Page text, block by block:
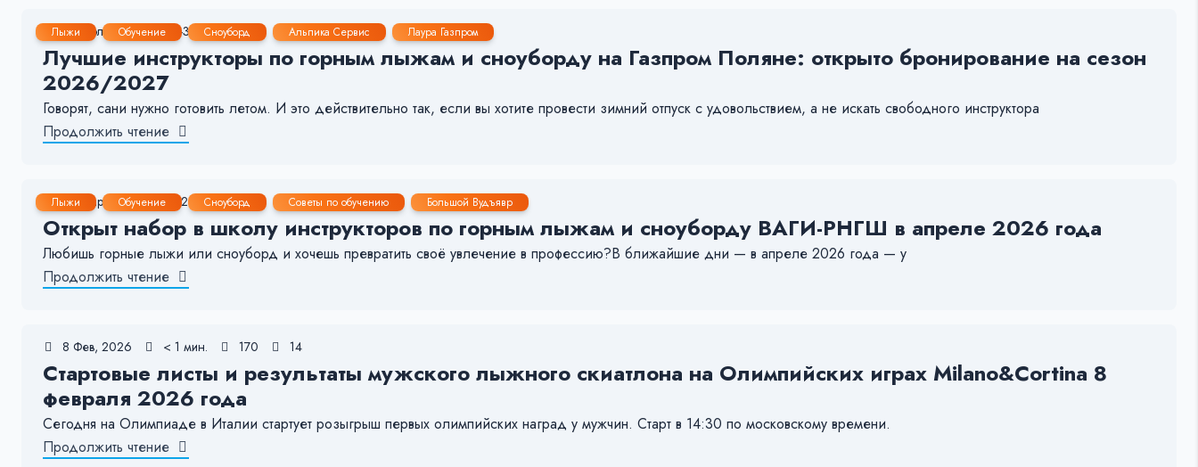
Лыжи Обучение Сноуборд Альпика Сервис Лаура Газпром
10 Июл, 2026 2-3 мин. 35 3
Лучшие инструкторы по горным лыжам и сноуборду на Газпром Поляне: открыто бронирование на сезон
2026/2027
Говорят, сани нужно готовить летом. И это действительно так, если вы хотите провести зимний отпуск с удовольствием, а не искать свободного инструктора
Продолжить чтение
Лыжи Обучение Сноуборд Советы по обучению Большой Вудъявр
29 Мар, 2026 1-2 мин. 91 12
Открыт набор в школу инструкторов по горным лыжам и сноуборду ВАГИ-РНГШ в апреле 2026 года
Любишь горные лыжи или сноуборд и хочешь превратить своё увлечение в профессию?В ближайшие дни — в апреле 2026 года — у
Продолжить чтение
8 Фев, 2026 < 1 мин. 170 14
Стартовые листы и результаты мужского лыжного скиатлона на Олимпийских играх Milano&Cortina 8
февраля 2026 года
Сегодня на Олимпиаде в Италии стартует розыгрыш первых олимпийских наград у мужчин. Старт в 14:30 по московскому времени.
Продолжить чтение